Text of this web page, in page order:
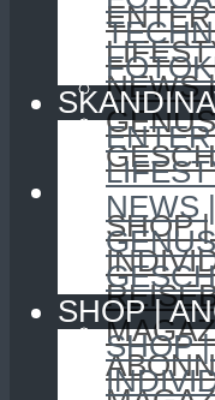
NEWS
SHOP |
SHOP
NEWS
SHOP |
SHOP